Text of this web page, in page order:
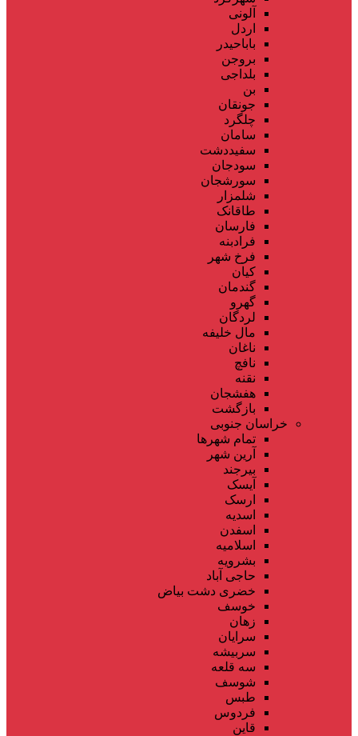
آلونی
اردل
باباحیدر
بروجن
بلداجی
بن
جونقان
چلگرد
سامان
سفیددشت
سودجان
سورشجان
شلمزار
طاقانک
فارسان
فرادبنه
فرخ شهر
کیان
گندمان
گهرو
لردگان
مال خلیفه
ناغان
نافچ
نقنه
هفشجان
بازگشت
خراسان جنوبی
تمام شهر‌ها
آرین شهر
بیرجند
آیسک
ارسک
اسدیه
اسفدن
اسلامیه
بشرویه
حاجی آباد
خضری دشت بیاض
خوسف
زهان
سرایان
سربیشه
سه قلعه
شوسف
طبس
فردوس
قاین